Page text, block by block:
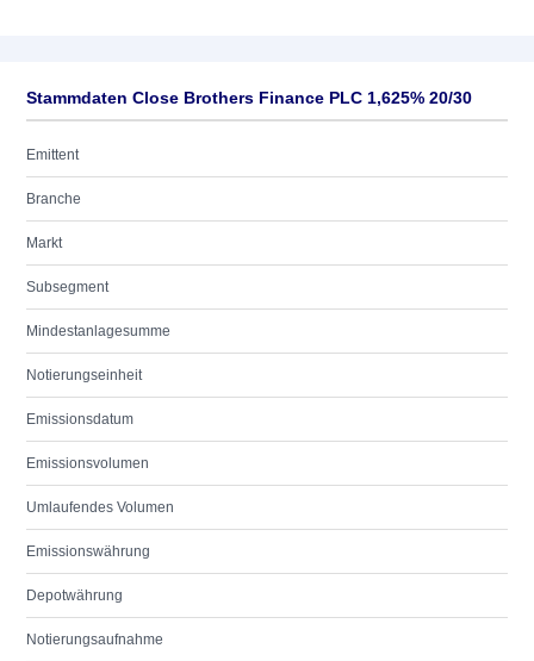
Stammdaten Close Brothers Finance PLC 1,625% 20/30
Emittent
Branche
Markt
Subsegment
Mindestanlagesumme
Notierungseinheit
Emissionsdatum
Emissionsvolumen
Umlaufendes Volumen
Emissionswährung
Depotwährung
Notierungsaufnahme